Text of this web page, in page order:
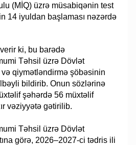
(MİQ) üzrə müsabiqənin test
14 iyuldan başlaması nəzərdə
ki, bu barədə
Təhsil üzrə Dövlət
qiymətləndirmə şöbəsinin
bildirib. Onun sözlərinə
şəhərdə 56 müxtəlif
vəziyyətə gətirilib.
Təhsil üzrə Dövlət
görə, 2026–2027-ci tədris ili